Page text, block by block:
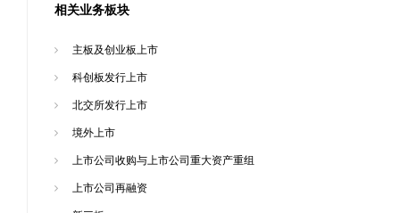
相关业务板块
主板及创业板上市
科创板发行上市
北交所发行上市
境外上市
上市公司收购与上市公司重大资产重组
上市公司再融资